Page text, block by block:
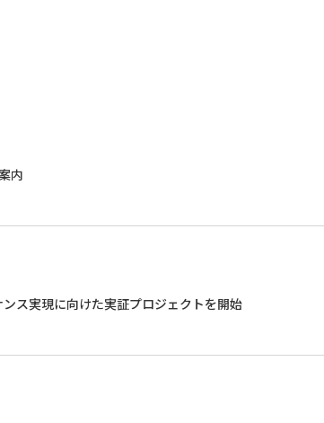
内
ス実現に向けた実証プロジェクトを開始